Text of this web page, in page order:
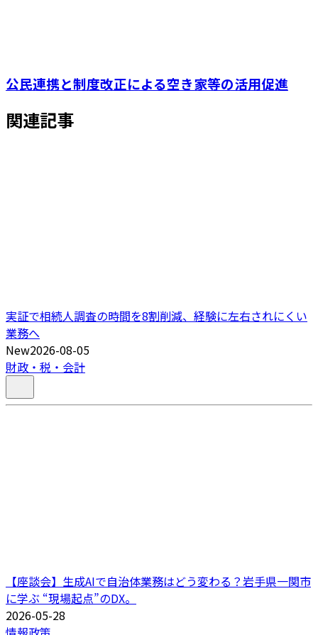
公民連携と制度改正による空き家等の活用促進
関連記事
実証で相続人調査の時間を8割削減、経験に左右されにくい
業務へ
New2026-08-05
財政・税・会計
【座談会】生成AIで自治体業務はどう変わる？岩手県一関市
に学ぶ “現場起点”のDX。
2026-05-28